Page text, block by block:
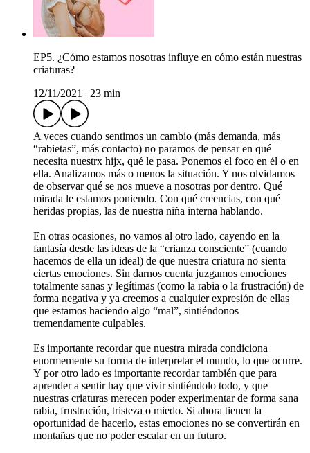
EP5. ¿Cómo estamos nosotras influye en cómo están nuestras
criaturas?
12/11/2021 | 23 min
A veces cuando sentimos un cambio (más demanda, más
“rabietas”, más contacto) no paramos de pensar en qué
necesita nuestrx hijx, qué le pasa. Ponemos el foco en él o en
ella. Analizamos más o menos la situación. Y nos olvidamos
de observar qué se nos mueve a nosotras por dentro. Qué
mirada le estamos poniendo. Con qué creencias, con qué
heridas propias, las de nuestra niña interna hablando.
En otras ocasiones, no vamos al otro lado, cayendo en la
fantasía desde las ideas de la “crianza consciente” (cuando
hacemos de ella un ideal) de que nuestra criatura no sienta
ciertas emociones. Sin darnos cuenta juzgamos emociones
totalmente sanas y legítimas (como la rabia o la frustración) de
forma negativa y ya creemos a cualquier expresión de ellas
que estamos haciendo algo “mal”, sintiéndonos
tremendamente culpables.
Es importante recordar que nuestra mirada condiciona
enormemente su forma de interpretar el mundo, lo que ocurre.
Y por otro lado es importante recordar también que para
aprender a sentir hay que vivir sintiéndolo todo, y que
nuestras criaturas merecen poder experimentar de forma sana
rabia, frustración, tristeza o miedo. Si ahora tienen la
oportunidad de hacerlo, estas emociones no se convertirán en
montañas que no poder escalar en un futuro.